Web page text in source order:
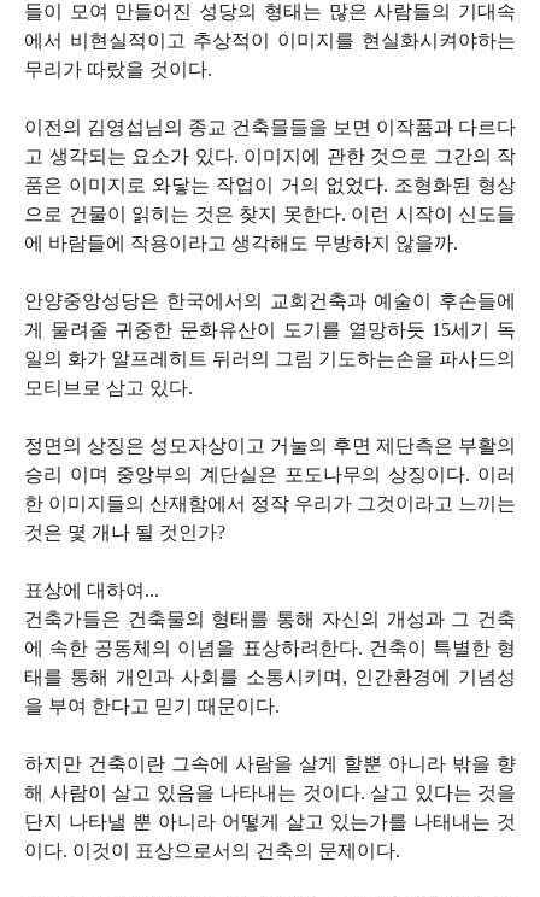
들이 모여 만들어진 성당의 형태는 많은 사람들의 기대속
에서 비현실적이고 추상적이 이미지를 현실화시켜야하는
무리가 따랐을 것이다.
이전의 김영섭님의 종교 건축믈들을 보면 이작품과 다르다
고 생각되는 요소가 있다. 이미지에 관한 것으로 그간의 작
품은 이미지로 와닿는 작업이 거의 없었다. 조형화된 형상
으로 건물이 읽히는 것은 찾지 못한다. 이런 시작이 신도들
에 바람들에 작용이라고 생각해도 무방하지 않을까.
안양중앙성당은 한국에서의 교회건축과 예술이 후손들에
게 물려줄 귀중한 문화유산이 도기를 열망하듯 15세기 독
일의 화가 알프레히트 뒤러의 그림 기도하는손을 파사드의
모티브로 삼고 있다.
정면의 상징은 성모자상이고 거눌의 후면 제단측은 부활의
승리 이며 중앙부의 계단실은 포도나무의 상징이다. 이러
한 이미지들의 산재함에서 정작 우리가 그것이라고 느끼는
것은 몇 개나 될 것인가?
표상에 대하여...
건축가들은 건축물의 형태를 통해 자신의 개성과 그 건축
에 속한 공동체의 이념을 표상하려한다. 건축이 특별한 형
태를 통해 개인과 사회를 소통시키며, 인간환경에 기념성
을 부여 한다고 믿기 때문이다.
하지만 건축이란 그속에 사람을 살게 할뿐 아니라 밖을 향
해 사람이 살고 있음을 나타내는 것이다. 살고 있다는 것을
단지 나타낼 뿐 아니라 어떻게 살고 있는가를 나태내는 것
이다. 이것이 표상으로서의 건축의 문제이다.